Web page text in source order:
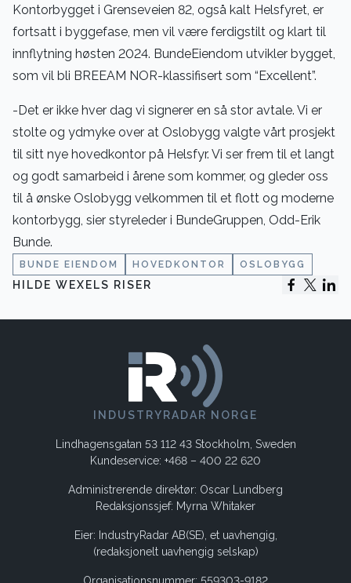
Kontorbygget i Grenseveien 82, også kalt Helsfyret, er
fortsatt i byggefase, men vil være ferdigstilt og klart til
innflytning høsten 2024. BundeEiendom utvikler bygget,
som vil bli BREEAM NOR-klassifisert som “Excellent”.
-Det er ikke hver dag vi signerer en så stor avtale. Vi er
stolte og ydmyke over at Oslobygg valgte vårt prosjekt
til sitt nye hovedkontor på Helsfyr. Vi ser frem til et langt
og godt samarbeid i årene som kommer, og gleder oss
til å ønske Oslobygg velkommen til et flott og moderne
kontorbygg, sier styreleder i BundeGruppen, Odd-Erik
Bunde.
BUNDE EIENDOM HOVEDKONTOR OSLOBYGG
HILDE WEXELS RISER
INDUSTRYRADAR NORGE
Lindhagensgatan 53 112 43 Stockholm, Sweden
Kundeservice: +468 – 400 22 620
Administrerende direktør: Oscar Lundberg
Redaksjonssjef: Myrna Whitaker
Eier: IndustryRadar AB(SE), et uavhengig,
(redaksjonelt uavhengig selskap)